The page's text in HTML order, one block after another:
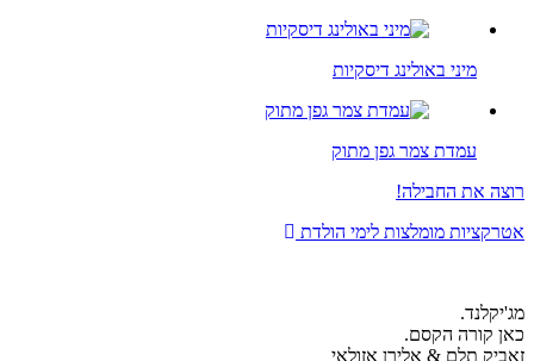
מיני באולינג דיסקיות
עמדת צמר גפן מתוק
את החבילה!
מומלצות לימי הולדת
קורה הקסם.
תלם & אלירן אזולאי